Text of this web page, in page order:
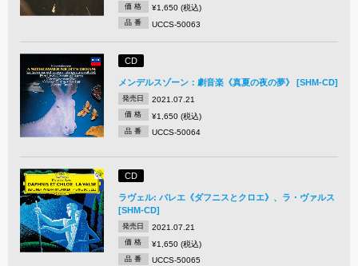
価 格 ¥1,650 (税込)
品 番 UCCS-50063
CD
メンデルスゾーン：劇音楽《真夏の夜の夢》 [SHM-CD]
発売日 2021.07.21
価 格 ¥1,650 (税込)
品 番 UCCS-50064
CD
ラヴェル: バレエ《ダフニスとクロエ》、ラ・ヴァルス
[SHM-CD]
発売日 2021.07.21
価 格 ¥1,650 (税込)
品 番 UCCS-50065